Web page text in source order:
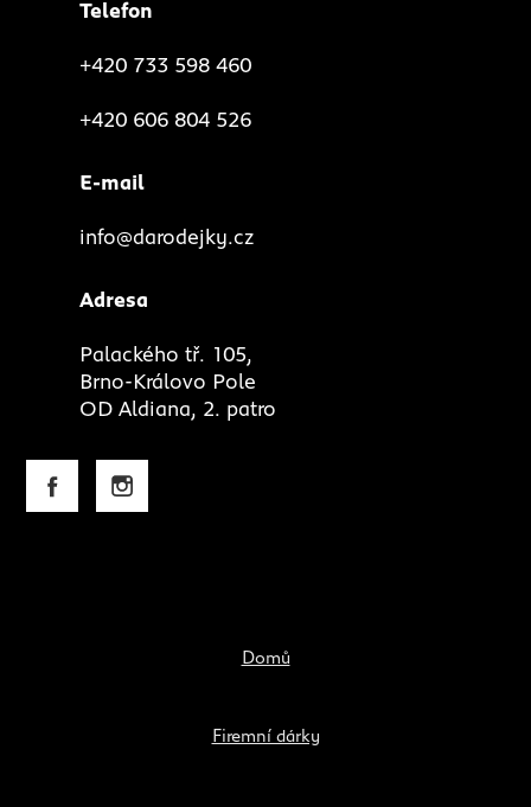
Telefon
+420 733 598 460
+420 606 804 526
E-mail
info@darodejky.cz
Adresa
Palackého tř. 105,
Brno-Královo Pole
OD Aldiana, 2. patro
Domů
Firemní dárky